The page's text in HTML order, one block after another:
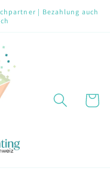
| Bezahlung auch